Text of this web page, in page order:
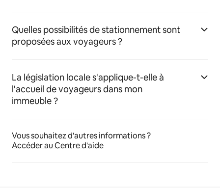
Quelles possibilités de stationnement sont
proposées aux voyageurs ?
La législation locale s'applique-t-elle à
l'accueil de voyageurs dans mon
immeuble ?
Vous souhaitez d'autres informations ?
Accéder au Centre d'aide